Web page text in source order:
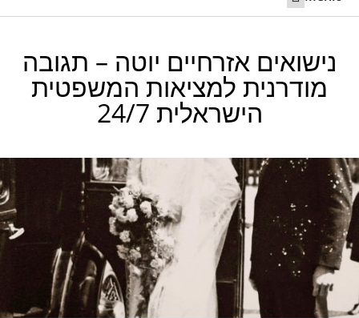
נישואים אזרחיים יוטה – תגובה
מודרנית למציאות המשפטית
הישראלית 24/7